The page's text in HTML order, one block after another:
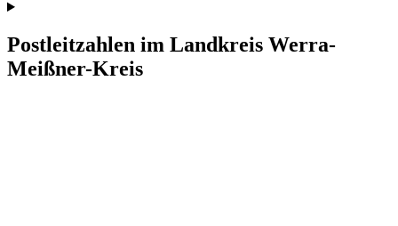
Postleitzahlen im Landkreis Werra-
Meißner-Kreis